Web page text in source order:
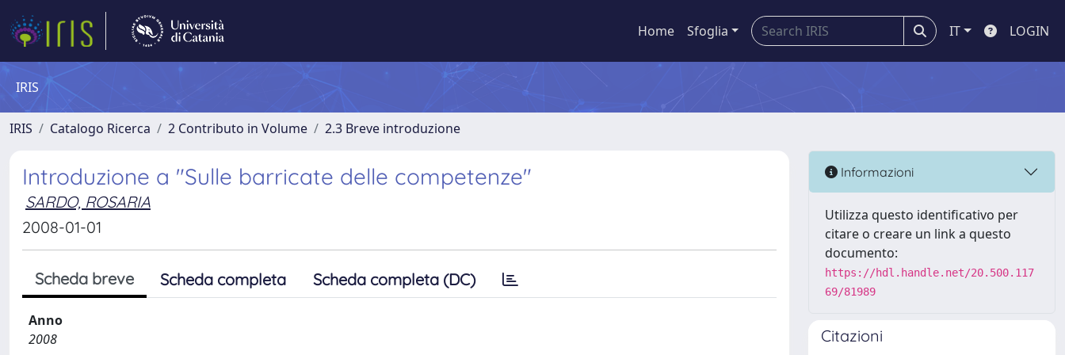
Home Sfoglia IT LOGIN
IRIS
IRIS Catalogo Ricerca 2 Contributo in Volume 2.3 Breve introduzione
Introduzione a "Sulle barricate delle competenze"
SARDO, ROSARIA
2008-01-01
Scheda breve Scheda completa Scheda completa (DC)
Anno
2008
Informazioni
Utilizza questo identificativo per
citare o creare un link a questo
documento:
https://hdl.handle.net/20.500.117
69/81989
Citazioni